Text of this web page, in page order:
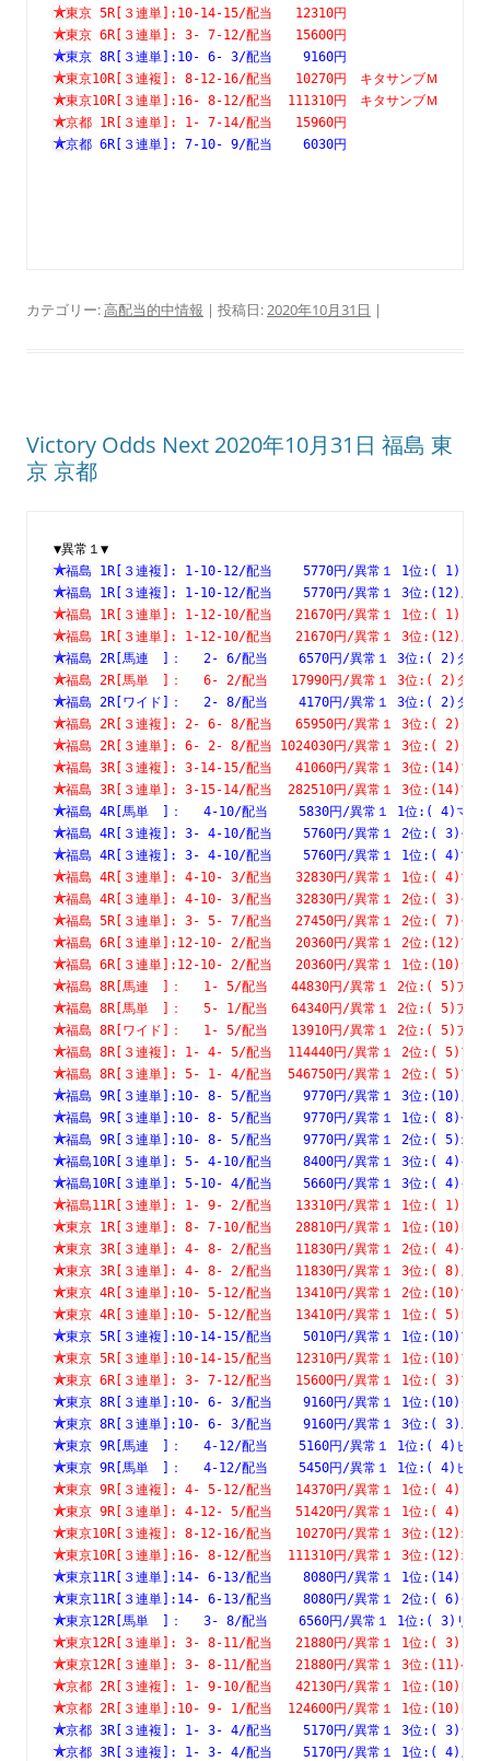
東京 5R[３連単]:10-14-15/配当   12310円
東京 6R[３連単]: 3- 7-12/配当   15600円
東京 8R[３連単]:10- 6- 3/配当    9160円
東京10R[３連複]: 8-12-16/配当   10270円　キタサンブＭ
東京10R[３連単]:16- 8-12/配当  111310円　キタサンブＭ
京都 1R[３連単]: 1- 7-14/配当   15960円
京都 6R[３連単]: 7-10- 9/配当    6030円
カテゴリー:高配当的中情報 | 投稿日: 2020年10月31日 |
Victory Odds Next 2020年10月31日 福島 東
京 京都
▼異常１▼
福島 1R[３連複]: 1-10-12/配当    5770円/異常１ 1位
福島 1R[３連複]: 1-10-12/配当    5770円/異常１ 3位
福島 1R[３連単]: 1-12-10/配当   21670円/異常１ 1位
福島 1R[３連単]: 1-12-10/配当   21670円/異常１ 3位
福島 2R[馬連　]：　 2- 6/配当    6570円/異常１ 3位
福島 2R[馬単　]：　 6- 2/配当   17990円/異常１ 3位
福島 2R[ワイド]：　 2- 8/配当    4170円/異常１ 3位
福島 2R[３連複]: 2- 6- 8/配当   65950円/異常１ 3位
福島 2R[３連単]: 6- 2- 8/配当 1024030円/異常１ 3位
福島 3R[３連複]: 3-14-15/配当   41060円/異常１
福島 3R[３連単]: 3-15-14/配当  282510円/異常１
福島 4R[馬単　]：　 4-10/配当    5830円/異常１ 1
福島 4R[３連複]: 3- 4-10/配当    5760円/異
福島 4R[３連複]: 3- 4-10/配当    5760円/異常１ 1
福島 4R[３連単]: 4-10- 3/配当   32830円/異常１ 1
福島 4R[３連単]: 4-10- 3/配当   32830円/異
福島 5R[３連単]: 3- 5- 7/配当   27450円/
福島 6R[３連単]:12-10- 2/配当   20360円/異常１ 2
福島 6R[３連単]:12-10- 2/配当   20360円/異常１ 1
福島 8R[馬連　]：　 1- 5/配当   44830円/異常１ 2
福島 8R[馬単　]：　 5- 1/配当   64340円/異常１ 2
福島 8R[ワイド]：　 1- 5/配当   13910円/異常１ 2
福島 8R[３連複]: 1- 4- 5/配当  114440円/異常１ 2
福島 8R[３連単]: 5- 1- 4/配当  546750円/異常１ 2
福島 9R[３連単]:10- 8- 5/配当    9770円/異常１ 3位
福島 9R[３連単]:10- 8- 5/配当    9770円/異
福島 9R[３連単]:10- 8- 5/配当    9770円/異常１ 2
福島10R[３連単]: 5- 4-10/配当    8400円/異常１ 3位:( 4)イル
福島10R[３連単]: 5-10- 4/配当    5660円/異常１ 3位:( 4)イル
福島11R[３連単]: 1- 9- 2/配当   13310円/異常１ 1位:( 1)ココロ
東京 1R[３連単]: 8- 7-10/配当   28810円/異常１ 1
東京 3R[３連単]: 4- 8- 2/配当   11830円/異常１ 2
東京 3R[３連単]: 4- 8- 2/配当   11830円/異常１
東京 4R[３連単]:10- 5-12/配当   13410円/異常１
東京 4R[３連単]:10- 5-12/配当   13410円/異常１
東京 5R[３連複]:10-14-15/配当    5010円/異常１
東京 5R[３連単]:10-14-15/配当   12310円/異常１
東京 6R[３連単]: 3- 7-12/配当   15600円/異常１ 1位
東京 8R[３連単]:10- 6- 3/配当    9160円/異常１
東京 8R[３連単]:10- 6- 3/配当    9160円/異常１ 3位
東京 9R[馬連　]：　 4-12/配当    5160円/異常１ 1位:( 4)ヒロ
東京 9R[馬単　]：　 4-12/配当    5450円/異常１ 1位:( 4)ヒロ
東京 9R[３連複]: 4- 5-12/配当   14370円/異常１ 1位:( 4)ヒロ
東京 9R[３連単]: 4-12- 5/配当   51420円/異常１ 1位:( 4)ヒロ
東京10R[３連複]: 8-12-16/配当   10270円/異常１ 3位:(12)オール
東京10R[３連単]:16- 8-12/配当  111310円/異常１ 3位:(12)オール
東京11R[３連単]:14- 6-13/配当    8080円/異常１ 1位:(14)ソダシ
東京11R[３連単]:14- 6-13/配当    8080円/異常１ 2位:( 6)ククナ
東京12R[馬単　]：　 3- 8/配当    6560円/異常１
東京12R[３連単]: 3- 8-11/配当   21880円/異常１
東京12R[３連単]: 3- 8-11/配当   21880円/異常１ 3
京都 2R[３連複]: 1- 9-10/配当   42130円/異常１
京都 2R[３連単]:10- 9- 1/配当  124600円/異常１
京都 3R[３連複]: 1- 3- 4/配当    5170円/異常１ 3
京都 3R[３連複]: 1- 3- 4/配当    5170円/異常